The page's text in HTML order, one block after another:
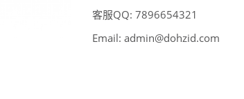
客服QQ:
123456
7896
Email: admin@dohzid.com